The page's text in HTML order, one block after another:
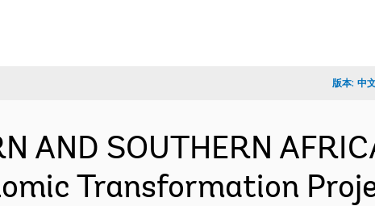
版本: 中
AND SOUTHERN
Transformation